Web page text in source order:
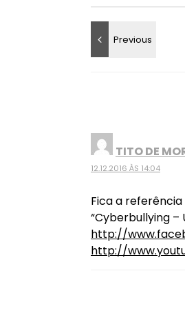
TITO DE
12.12.2016 ÀS 14:04
Fica a
“Cyberbullying –
http://
http://